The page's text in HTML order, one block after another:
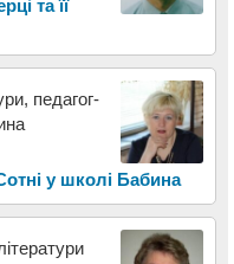
та її
педагог-
у школі Бабина